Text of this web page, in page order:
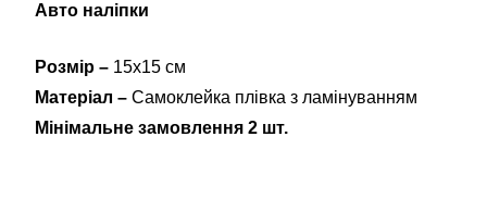
Авто наліпки
Розмір – 15х15 см
Матеріал – Самоклейка плівка з ламінуванням
Мінімальне замовлення 2 шт.